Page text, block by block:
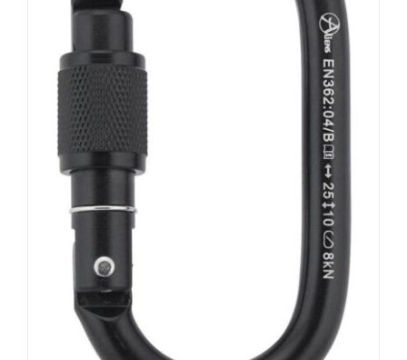
AUSFÜHRUNG WÄHLEN